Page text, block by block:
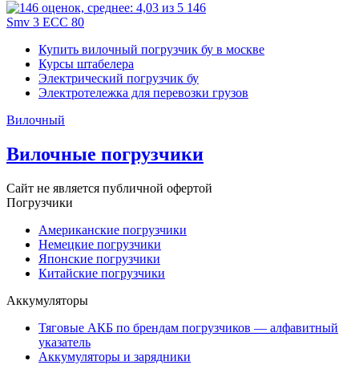
146
Smv 3 ECC 80
Купить вилочный погрузчик бу в москве
Курсы штабелера
Электрический погрузчик бу
Электротележка для перевозки грузов
Вилочный
Вилочные погрузчики
Сайт не является публичной офертой
Погрузчики
Американские погрузчики
Немецкие погрузчики
Японские погрузчики
Китайские погрузчики
Аккумуляторы
Тяговые АКБ по брендам погрузчиков — алфавитный
указатель
Аккумуляторы и зарядники